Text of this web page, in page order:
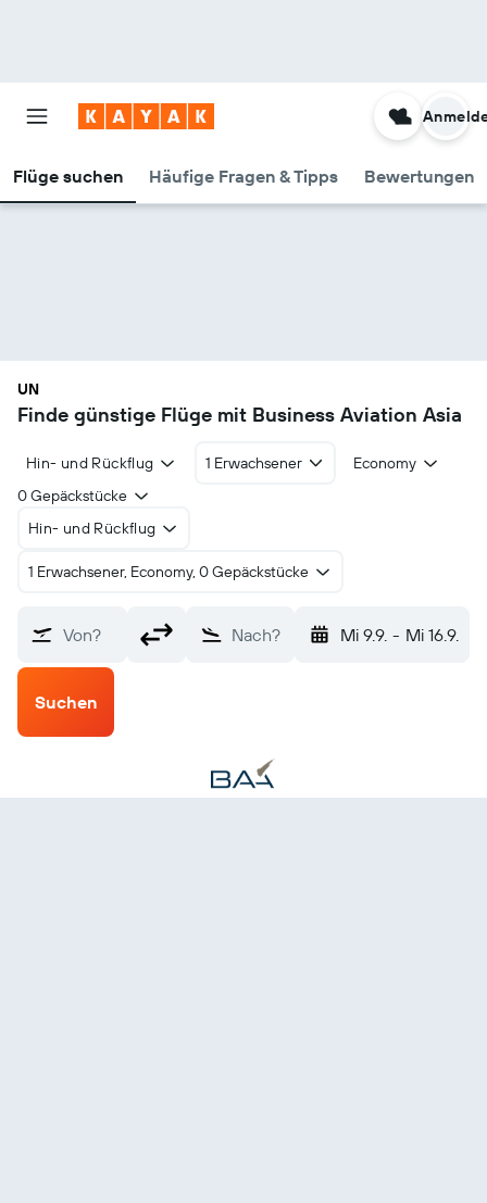
Flüge suchen Häufige Fragen & Tipps Bewertungen
UN
Finde günstige Flüge mit Business Aviation Asia
Hin- und Rückflug 1 Erwachsener
Economy
0 Gepäckstücke
Hin- und Rückflug
1 Erwachsener, Economy, 0 Gepäckstücke
Von? Nach? Mi 9.9. - Mi 16.9.
Suchen